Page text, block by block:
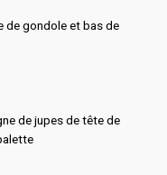
de gondole et bas de
de jupes de tête de